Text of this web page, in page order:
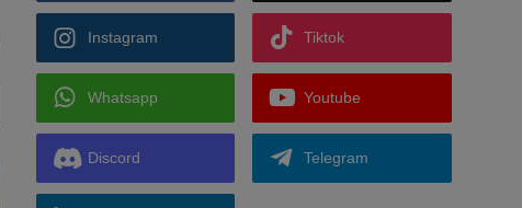
Instagram Tiktok
Whatsapp Youtube
Discord Telegram